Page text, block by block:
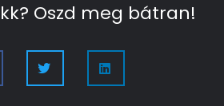
Oszd meg bátran!